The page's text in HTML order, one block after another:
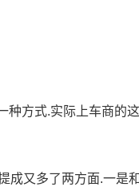
方式.实际上车商的
成又多了两方面.一是